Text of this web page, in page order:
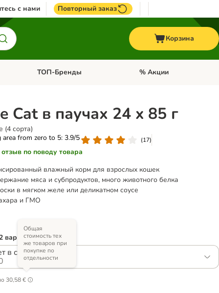
с нами Повторный заказ
Корзина
Откройте меню категории: + VET корма
ТОП-Бренды Откройте меню
% Акции
Cat в паучах 24 x 85 г
(4 сорта)
from zero to 5: 3.9/5
(17)
по поводу товара
влажный корм для взрослых кошек
мяса и субпродуктов, много животного белка
в мягком желе или деликатном соусе
и ГМО
вариантов)
в соусе (4 сорта)
30,58 €
Общая
стоимость тех
же товаров при
покупке по
отдельности